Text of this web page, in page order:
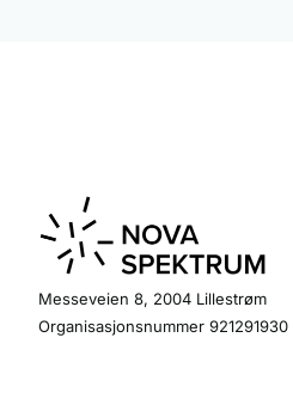
Messeveien 8, 2004 Lillestrøm
Organisasjonsnummer 921291930